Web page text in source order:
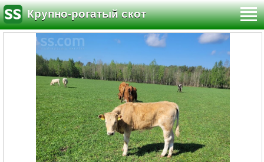
Крупно-рогатый скот